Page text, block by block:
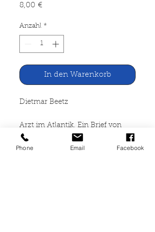
8,00 €Preis
Anzahl *
In den Warenkorb
Dietmar Beetz
Arzt im Atlantik. Ein Brief von
Bord
Phone Email Facebook